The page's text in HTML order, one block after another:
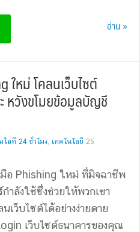
อ่าน »
ใหม่ โคลนเว็บไซต์
หวังขโมยข้อมูลบัญชี
ไอที 24 ชั่วโมง, เทคโนโลยี 25
มือ Phishing ใหม่ ที่มิจฉาชีพ
ำลังใช้ซึ่งช่วยให้พวกเขา
เว็บไซต์ได้อย่างง่ายดาย
เว็บไซต์ธนาคารของคุณ